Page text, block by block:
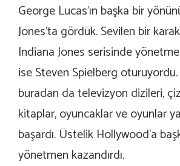
George Lucas’ın başka bir
Jones’ta gördük. Sevilen bir
Indiana Jones serisinde
ise Steven Spielberg
buradan da televizyon dizileri,
kitaplar, oyuncaklar ve oyunlar
başardı. Üstelik Hollywood’a
yönetmen kazandırdı.